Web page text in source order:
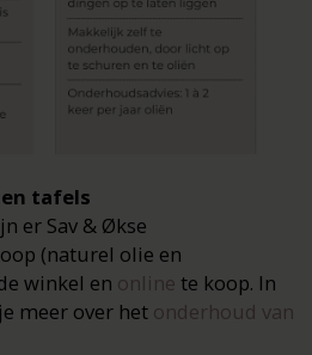
tafels
er Sav & Økse
(naturel olie en
winkel en online te koop. In
meer over het onderhoud van